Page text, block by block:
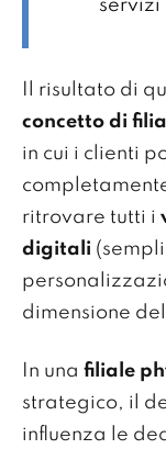
servizi
Il risultato di
concetto di
in cui i clienti
ritrovare tutti i
digitali
dimensione
In una filiale
strategico, il
influenza le